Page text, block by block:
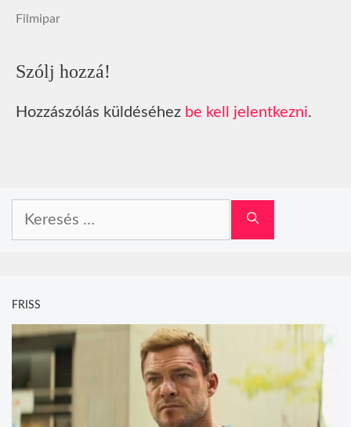
Filmipar
Szólj hozzá!
Hozzászólás küldéséhez be kell jelentkezni.
FRISS